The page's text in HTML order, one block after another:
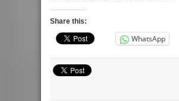
Share this:
WhatsApp